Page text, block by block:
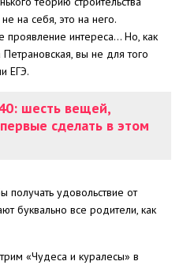
на себя, это на него.
проявление интереса… Но, как
вы не для того
ЕГЭ.
шесть вещей,
сделать в этом
удовольствие от
буквально все родители, как
«Чудеса и куралесы» в